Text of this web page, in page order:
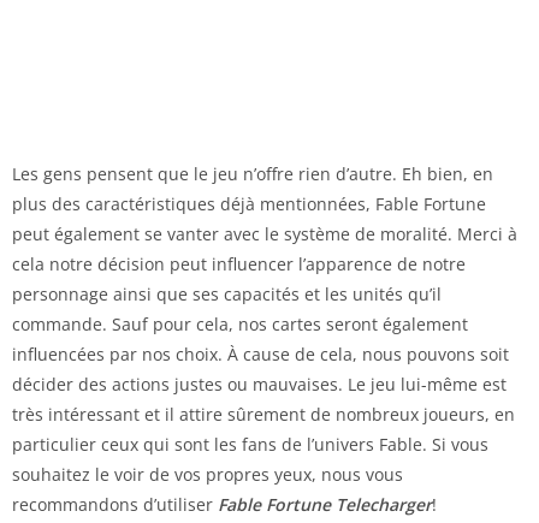
Les gens pensent que le jeu n’offre rien d’autre. Eh bien, en
plus des caractéristiques déjà mentionnées, Fable Fortune
peut également se vanter avec le système de moralité. Merci à
cela notre décision peut influencer l’apparence de notre
personnage ainsi que ses capacités et les unités qu’il
commande. Sauf pour cela, nos cartes seront également
influencées par nos choix. À cause de cela, nous pouvons soit
décider des actions justes ou mauvaises. Le jeu lui-même est
très intéressant et il attire sûrement de nombreux joueurs, en
particulier ceux qui sont les fans de l’univers Fable. Si vous
souhaitez le voir de vos propres yeux, nous vous
recommandons d’utiliser Fable Fortune Telecharger!